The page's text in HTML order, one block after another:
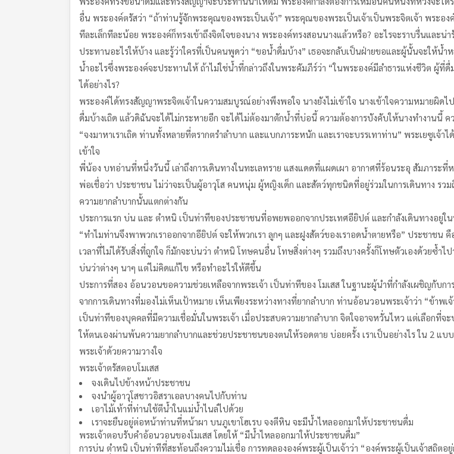
อื่น พระองค์ตรัสว่า “ถ้าท่านรู้จักพระคุณของพระเป็นเจ้า” พระคุณของพระเป็นเจ้าเป็นพระจิตเจ้า พระอ
ทีละเล็กทีละน้อย พระองค์ก็ทรงเข้าถึงจิตใจของนาง พระองค์ทรงสอนนางแล้วหรือ? อะไรจะราบรื่นและน่า
ประทานอะไรให้บ้าง และรู้ว่าใครที่เป็นคนพูดว่า “ขอน้ำดื่มบ้าง” เธอจะกลับเป็นฝ่ายขอและผู้นั้นจะให้น้ำห
น้ำอะไรซึ่งพระองค์จะประทานให้ ถ้าไม่ใช่น้ำที่กล่าวถึงในพระคัมภีร์ว่า “ในพระองค์มีลำธารแห่งชีวิต ผู้
ได้อย่างไร?
พระองค์ได้ทรงสัญญาพระจิตเจ้าในความสมบูรณ์อย่างพึงพอใจ นางยังไม่เข้าใจ นางเข้าใจความหมายผิ
ดื่มบ้างเถิด แล้วดิฉันจะได้ไม่กระหายอีก จะได้ไม่ต้องมาตักน้ำที่บ่อนี้ ความต้องการบังคับให้นางทำงานนี้
“จงมาหาเราเถิด ท่านทั้งหลายที่ตรากตรำลำบาก และแบกภาระหนัก และเราจะบรรเทาท่าน” พระเยซูเจ้
เข้าใจ
พี่น้อง บทอ่านที่หนึ่งวันนี้ เล่าถึงการเดินทางในทะเลทราย แสงแดดที่แผดเผา อากาศที่ร้อนระอุ สัมภาระ
พ่อเชื่อว่า ประชาชน ไม่ว่าจะเป็นผู้อาวุโส คนหนุ่ม ผู้หญิงเด็ก และสัตว์ทุกชนิดที่อยู่ร่วมในการเดินทาง รว
ความยากลำบากนั้นแตกต่างกัน
ประการแรก บ่น และ ตำหนิ เป็นท่าทีของประชาชนที่อพยพออกจากประเทศอียิปต์ และกำลังเดินทางอยู่ใ
“ทำไมท่านจึงพาพวกเราออกจากอียิปต์ จะให้พวกเรา ลูกๆ และฝูงสัตว์ของเราอดน้ำตายหรือ” ประชาช
เวลาที่ไม่ได้รับสิ่งที่ถูกใจ ก็มักจะบ่นว่า ตำหนิ โทษคนอื่น โทษสิ่งต่างๆ รวมถึงบางครั้งก็โทษตัวเองด้วย
บ่นว่าต่างๆ นาๆ แต่ไม่คิดแก้ไข หรือทำอะไรให้ดีขึ้น
ประการที่สอง อ้อนวอนขอความช่วยเหลือจากพระเจ้า เป็นท่าทีของ โมเสส ในฐานะผู้นำที่กำลังเผชิญกับ
จากการเดินทางที่มองไม่เห็นเป้าหมาย เห็นเพียงระหว่างทางที่ยากลำบาก ท่านอ้อนวอนพระเจ้าว่า “ข้าพเ
เป็นท่าทีของบุคคลที่มีความเชื่อมั่นในพระเจ้า เมื่อประสบความยากลำบาก จิตใจอาจหวั่นไหว แต่เลือกที่
ให้ตนเองผ่านพ้นความยากลำบากและช่วยประชาชนของตนให้รอดตาย บ่อยครั้ง เราเป็นอย่างไร ใน 2 แ
พระเจ้าด้วยความวางใจ
พระเจ้าตรัสตอบโมเสส
จงเดินไปข้างหน้าประชาชน
จงนำผู้อาวุโสชาวอิสราเอลบางคนไปกับท่าน
เอาไม้เท้าที่ท่านใช้ตีน้ำในแม่น้ำไนล์ไปด้วย
เราจะยืนอยู่ต่อหน้าท่านที่หน้าผา บนภูเขาโฮเรบ จงตีหิน จะมีน้ำไหลออกมาให้ประชาชนดื่ม
พระเจ้าตอบรับคำอ้อนวอนของโมเสส โดยให้ “มีน้ำไหลออกมาให้ประชาชนดื่ม”
การบ่น ตำหนิ เป็นท่าทีที่สะท้อนถึงความไม่เชื่อ การทดลององค์พระผู้เป็นเจ้าว่า “องค์พระผู้เป็นเจ้าสถิตอ